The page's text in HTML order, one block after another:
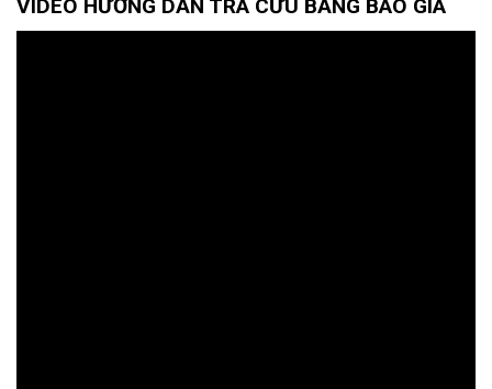
VIDEO HƯỚNG DẪN TRA CỨU BẢNG BÁO GIÁ